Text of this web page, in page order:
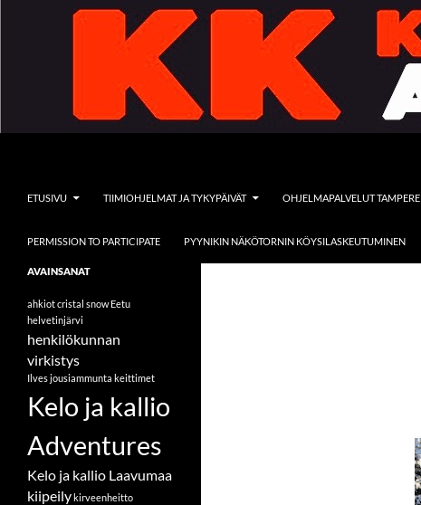
ETUSIVU TIIMIOHJELMAT JA TYKYPÄIVÄT OHJELMAPALVELUT TAMPERE
PERMISSION TO PARTICIPATE PYYNIKIN NÄKÖTORNIN KÖYSILASKEUTUMINEN
Tervetuloa vieraaksemme
pariin
AVAINSANAT
ahkiotcristal snow Eetu
helvetinjärvi
henkilökunnan
virkistys
Ilvesjousiammunta keittimet
Kelo ja kallio
Adventures
Kelo ja kallio Laavumaa
kiipeilykirveenheitto